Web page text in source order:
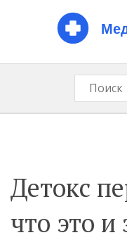
Детокс
что это